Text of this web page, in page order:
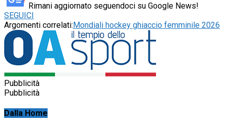
Rimani aggiornato seguendoci su Google News!
SEGUICI
Argomenti correlati:Mondiali hockey ghiaccio femminile 2026
Pubblicità
Pubblicità
Dalla Home